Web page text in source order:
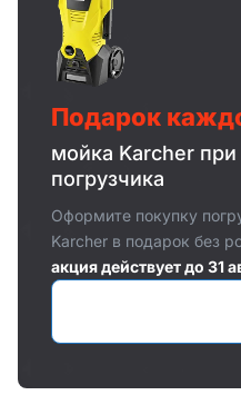
Подарок
мойка Karcher при
погрузчика
Оформите покупку
Karcher в подарок без
акция действует до 31